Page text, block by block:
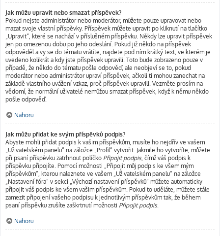
Jak můžu upravit nebo smazat příspěvek?
Pokud nejste administrátor nebo moderátor, můžete pouze upravovat nebo
mazat svoje vlastní příspěvky. Příspěvek můžete upravit po kliknutí na tlačítko
„Upravit“, které se nachází v příslušném příspěvku. Někdy lze upravit příspěvek
jen po omezenou dobu po jeho odeslání. Pokud již někdo na příspěvek
odpověděl a vy se do tématu vrátíte, najdete pod ním krátký text, ve kterém je
uvedeno kolikrát a kdy jste příspěvek upravili. Toto bude zobrazeno pouze v
případě, že někdo do tématu pošle odpověď, ale neobjeví se to, pokud
moderátor nebo administrátor upraví příspěvek, ačkoli ti mohou zanechat na
základě vlastního uvážení vzkaz, proč příspěvek upravili. Vezměte prosím na
vědomí, že normální uživatelé nemůžou smazat příspěvek, když k němu někdo
pošle odpověď.
Nahoru
Jak můžu přidat ke svým příspěvků podpis?
Abyste mohli přidat podpis k vašim příspěvkům, musíte ho nejdřív ve vašem
„Uživatelském panelu“ na záložce „Profil“ vytvořit. Jakmile ho vytvoříte, můžete
při psaní příspěvku zatrhnout políčko Připojit podpis, čímž váš podpis k
příspěvku připojíte. Pomocí možnosti „Připojit můj podpis ke všem mým
příspěvkům“, kterou naleznete ve vašem „Uživatelském panelu“ na záložce
„Nastavení fóra“ v sekci „Výchozí nastavení příspěvků“ můžete automaticky
připojit váš podpis ke všem vašim příspěvkům. Pokud to uděláte, můžete stále
zamezit připojení vašeho podpisu k jednotlivým příspěvkům tak, že během
psaní příspěvku zrušíte zaškrtnutí možnosti Připojit podpis.
Nahoru